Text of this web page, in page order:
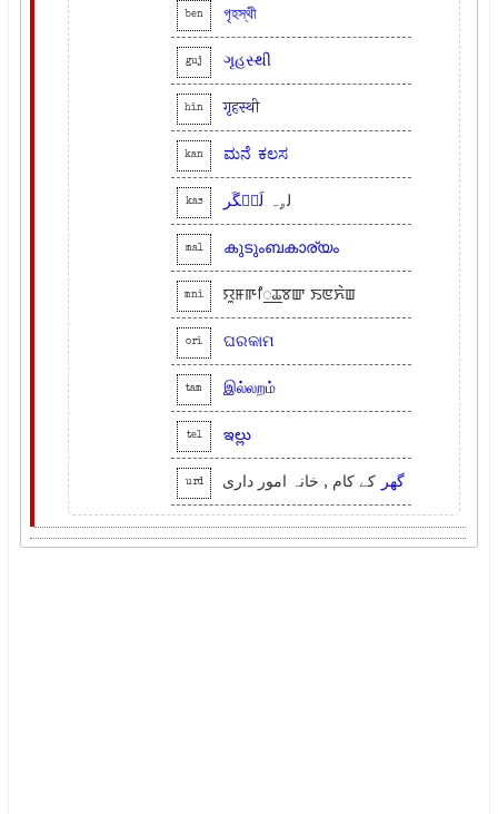
ben গৃহস্থী
guj ગૃહસ્થી
hin गृहस्थी
kan ಮನೆ ಕಲಸ
kas لۄہ لَنٛگَر
mal കുടുംബകാര്യം
mni ꯌꯨꯝꯒꯤ꯭ꯊꯕꯛ ꯏꯟꯈꯥꯡ
ori ଘରକାମ
tam இல்லறம்
tel ఇల్లు
urd گھر کے کام , خانہ امور داری